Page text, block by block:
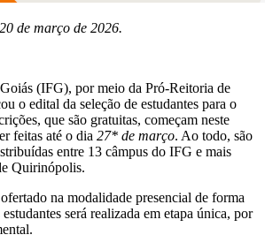
de março de 2026.
(IFG), por meio da Pró-Reitoria de
o edital da seleção de estudantes para o
que são gratuitas, começam neste
feitas até o dia 27* de março. Ao todo, são
entre 13 câmpus do IFG e mais
Quirinópolis.
na modalidade presencial de forma
será realizada em etapa única, por